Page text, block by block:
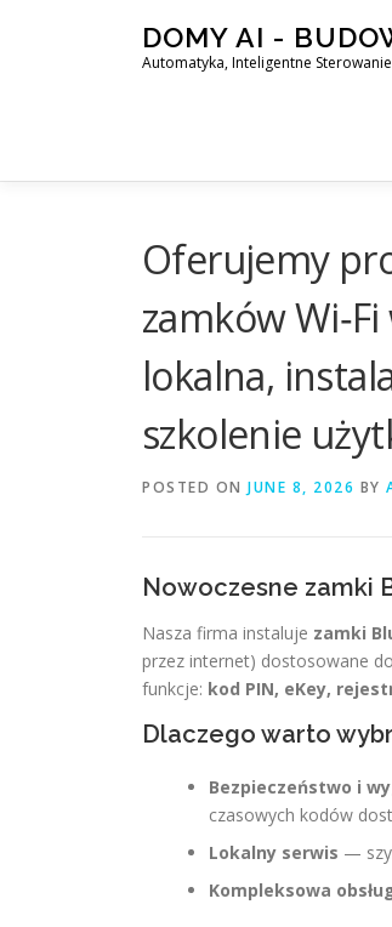
DOMY AI -
Automatyka, Inteligentne
Oferujemy
zamków
lokalna,
szkolenie
POSTED ON JUNE 8, 2026 BY
Nowoczesne zamki
Nasza firma instaluje zamki
przez internet) dostosowane
funkcje: kod PIN, eKey,
Dlaczego warto
Bezpieczeństwo i
czasowych kodów
Lokalny serwis —
Kompleksowa